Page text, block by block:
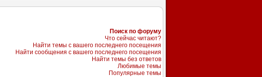
Поиск по форуму
Что сейчас читают?
Найти темы с вашего последнего посещения
Найти сообщения с вашего последнего посещения
Найти темы без ответов
Любимые темы
Популярные темы